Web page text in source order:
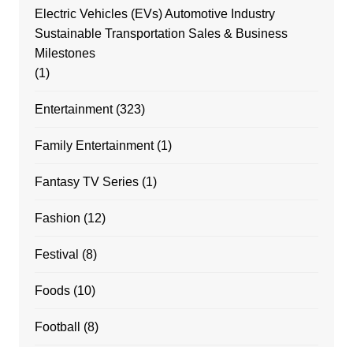
Electric Vehicles (EVs) Automotive Industry
Sustainable Transportation Sales & Business
Milestones
(1)
Entertainment(323)
Family Entertainment(1)
Fantasy TV Series(1)
Fashion (12)
Festival (8)
Foods(10)
Football (8)